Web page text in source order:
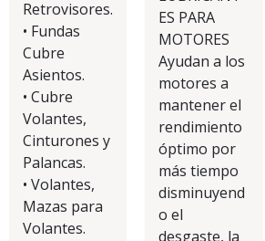
Retrovisores.
• Fundas
Cubre
Asientos.
• Cubre
Volantes,
Cinturones y
Palancas.
• Volantes,
Mazas para
Volantes.
ES PARA
MOTORES
Ayudan a los
motores a
mantener el
rendimiento
óptimo por
más tiempo
disminuyend
o el
desgaste, la